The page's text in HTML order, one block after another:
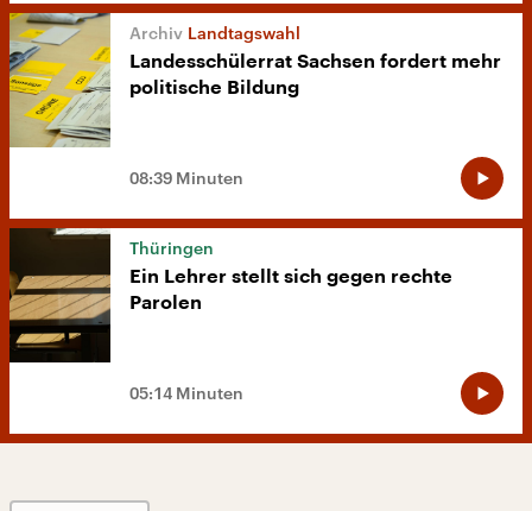
Landtagswahl
Landesschülerrat Sachsen fordert mehr
politische Bildung
08:39 Minuten
Thüringen
Ein Lehrer stellt sich gegen rechte
Parolen
05:14 Minuten